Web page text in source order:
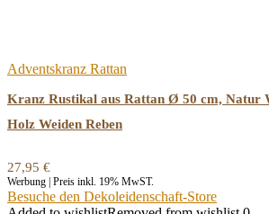
Adventskranz Rattan
Kranz Rustikal aus Rattan Ø 50 cm, Natur
Holz Weiden Reben
27,95 €
Werbung | Preis inkl. 19% MwST.
Besuche den Dekoleidenschaft-Store